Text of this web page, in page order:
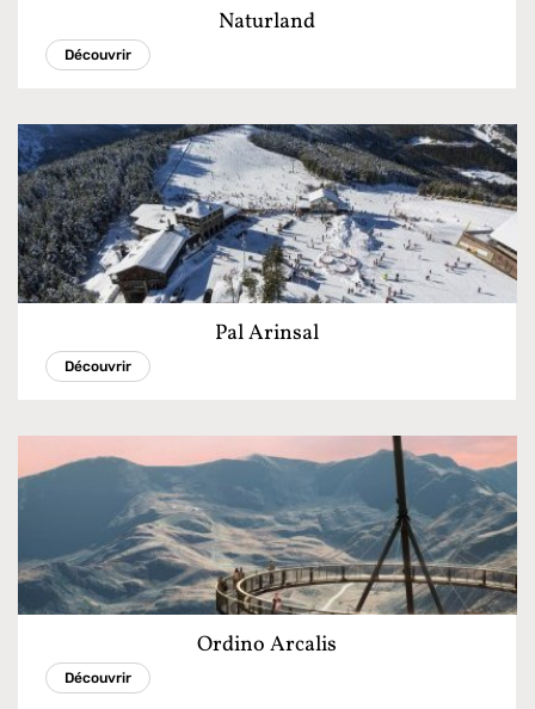
Naturland
Découvrir
Pal Arinsal
Découvrir
Ordino Arcalis
Découvrir